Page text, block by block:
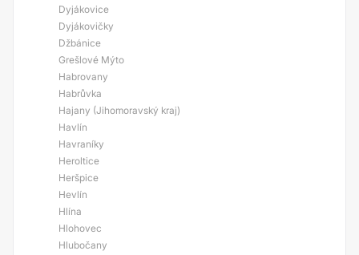
Dyjákovice
Dyjákovičky
Džbánice
Grešlové Mýto
Habrovany
Habrůvka
Hajany (Jihomoravský kraj)
Havlín
Havraníky
Heroltice
Heršpice
Hevlín
Hlína
Hlohovec
Hlubočany